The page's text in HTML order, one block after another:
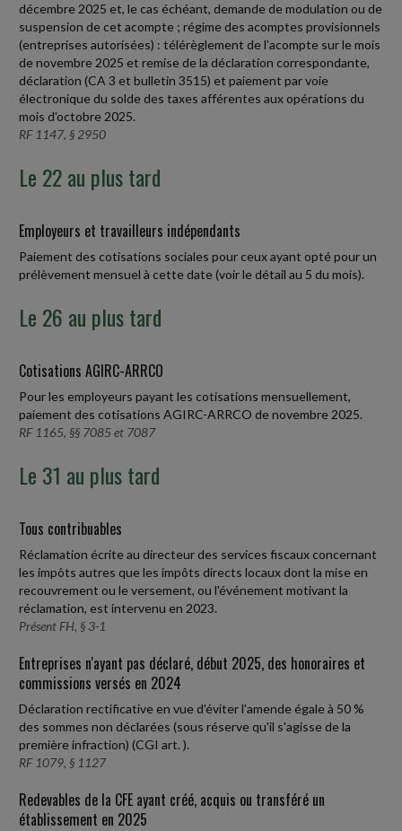
décembre 2025 et, le cas échéant, demande de modulation ou de
suspension de cet acompte ; régime des acomptes provisionnels
(entreprises autorisées) : télérèglement de l'acompte sur le mois
de novembre 2025 et remise de la déclaration correspondante,
déclaration (CA 3 et bulletin 3515) et paiement par voie
électronique du solde des taxes afférentes aux opérations du
mois d'octobre 2025.
RF 1147, § 2950
Le 22 au plus tard
Employeurs et travailleurs indépendants
Paiement des cotisations sociales pour ceux ayant opté pour un
prélèvement mensuel à cette date (voir le détail au 5 du mois).
Le 26 au plus tard
Cotisations AGIRC-ARRCO
Pour les employeurs payant les cotisations mensuellement,
paiement des cotisations AGIRC-ARRCO de novembre 2025.
RF 1165, §§ 7085 et 7087
Le 31 au plus tard
Tous contribuables
Réclamation écrite au directeur des services fiscaux concernant
les impôts autres que les impôts directs locaux dont la mise en
recouvrement ou le versement, ou l'événement motivant la
réclamation, est intervenu en 2023.
Présent FH, § 3-1
Entreprises n'ayant pas déclaré, début 2025, des honoraires et
commissions versés en 2024
Déclaration rectificative en vue d'éviter l'amende égale à 50 %
des sommes non déclarées (sous réserve qu'il s'agisse de la
première infraction) (CGI art. ).
RF 1079, § 1127
Redevables de la CFE ayant créé, acquis ou transféré un
établissement en 2025